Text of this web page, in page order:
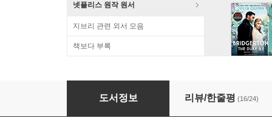
넷플리스 원작 원서
지브리 관련 외서 모음
책보다 부록
[미국판] The Vegetarian 『채식주의자』 영
도서정보 리뷰/한줄평 (16/24)